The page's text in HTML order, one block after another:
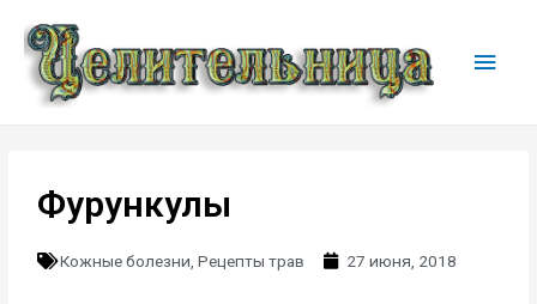
Фурункулы
Кожные болезни ,Рецепты трав 27 июня, 2018